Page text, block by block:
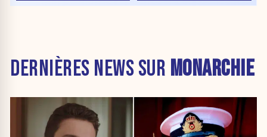
DERNIÈRES NEWS SUR MONARCHIE